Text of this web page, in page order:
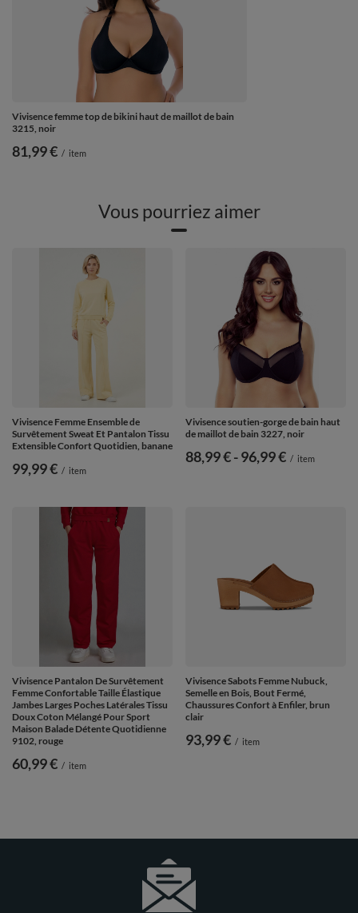
Vivisence femme top de bikini haut de maillot de bain
3215, noir
81,99 € / item
Vous pourriez aimer
Vivisence Femme Ensemble de
Survêtement Sweat Et Pantalon Tissu
Extensible Confort Quotidien, banane
99,99 € / item
Vivisence soutien-gorge de bain haut
de maillot de bain 3227, noir
de
88,99 €-vers le bas
96,99 € / item
Vivisence Pantalon De Survêtement
Femme Confortable Taille Élastique
Jambes Larges Poches Latérales Tissu
Doux Coton Mélangé Pour Sport
Maison Balade Détente Quotidienne
9102, rouge
60,99 € / item
Vivisence Sabots Femme Nubuck,
Semelle en Bois, Bout Fermé,
Chaussures Confort à Enfiler, brun
clair
93,99 € / item